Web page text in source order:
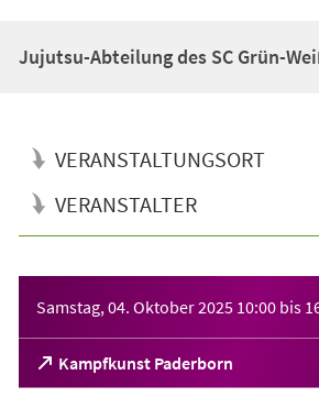
Jujutsu-Abteilung des SC Grün-
VERANSTALTUNGSORT
VERANSTALTER
Samstag, 04. Oktober 2025 10:00 bis
Kampfkunst Paderborn
(Öffnet
in